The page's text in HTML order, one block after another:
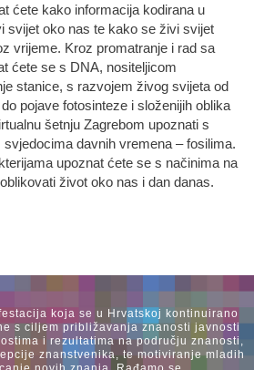
ćete kako informacija kodirana u
svijet oko nas te kako se živi svijet
vrijeme. Kroz promatranje i rad sa
ćete se s DNA, nositeljicom
stanice, s razvojem živog svijeta od
pojave fotosinteze i složenijih oblika
šetnju Zagrebom upoznati s
davnih vremena – fosilima.
upoznat ćete se s načinima na
život oko nas i dan danas.
koja se u Hrvatskoj kontinuirano
s ciljem približavanja znanosti javnosti
i rezultatima na području znanosti,
znanstvenika, te motiviranje mladih